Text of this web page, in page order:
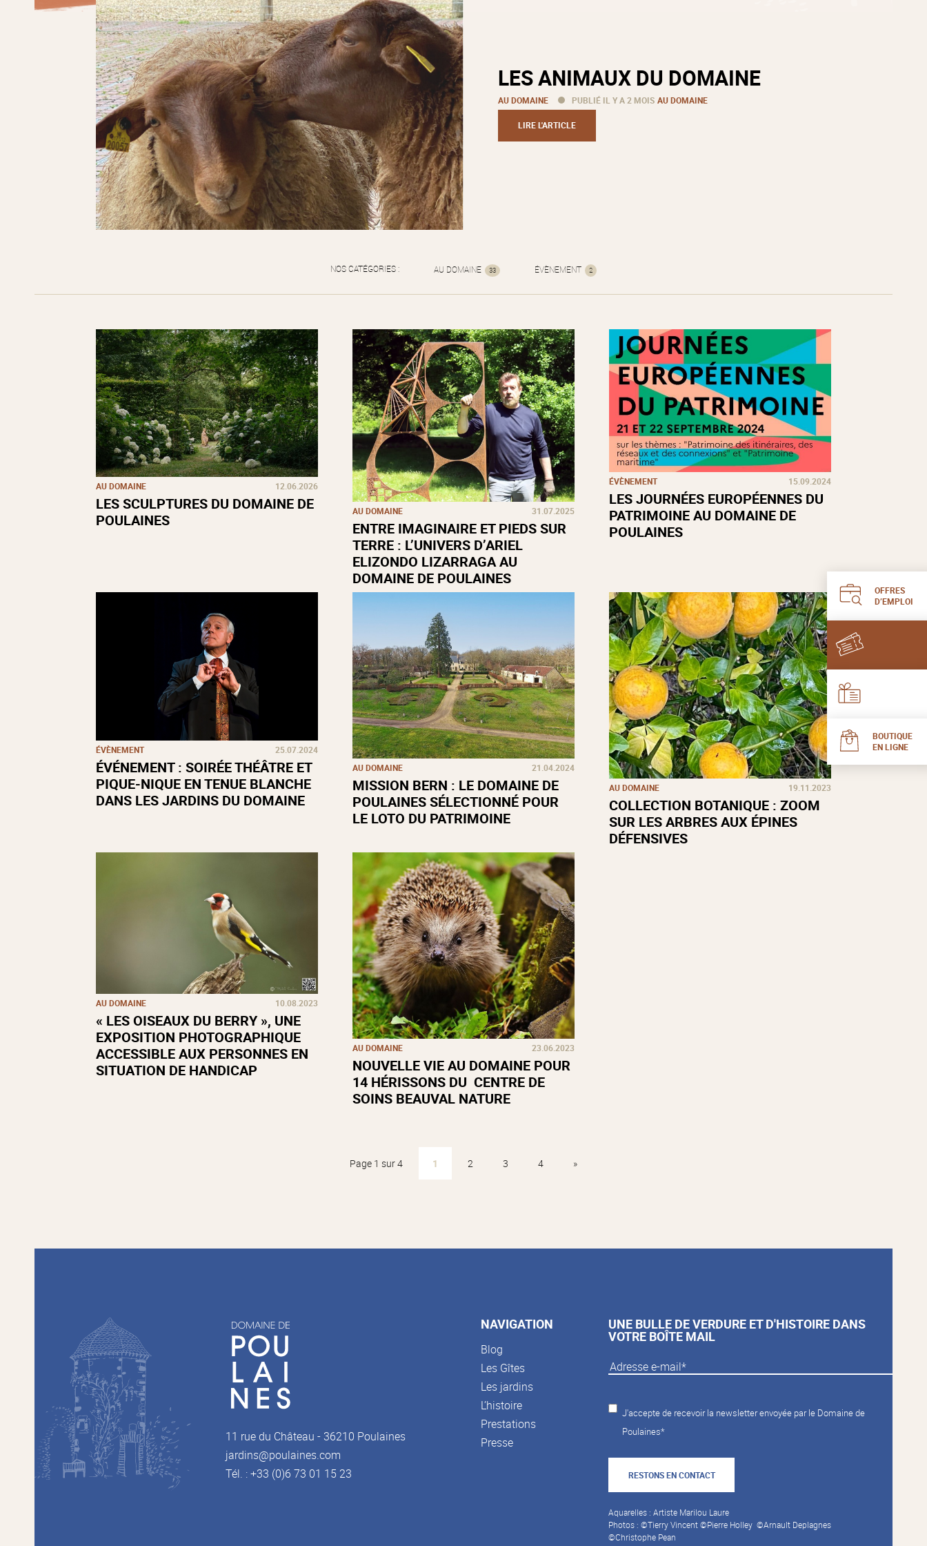
OFFRES
D’EMPLOI
BOUTIQUE
EN LIGNE
LES ANIMAUX DU DOMAINE
AU DOMAINE PUBLIÉ IL Y A 2 MOIS AU DOMAINE
LIRE L'ARTICLE
NOS CATÉGORIES : AU DOMAINE 33 ÉVÈNEMENT 2
AU DOMAINE 12.06.2026
LES SCULPTURES DU DOMAINE DE
POULAINES
AU DOMAINE 31.07.2025
ENTRE IMAGINAIRE ET PIEDS SUR
TERRE : L’UNIVERS D’ARIEL
ELIZONDO LIZARRAGA AU
DOMAINE DE POULAINES
ÉVÈNEMENT 15.09.2024
LES JOURNÉES EUROPÉENNES DU
PATRIMOINE AU DOMAINE DE
POULAINES
ÉVÈNEMENT 25.07.2024
ÉVÉNEMENT : SOIRÉE THÉÂTRE ET
PIQUE-NIQUE EN TENUE BLANCHE
DANS LES JARDINS DU DOMAINE
AU DOMAINE 21.04.2024
MISSION BERN : LE DOMAINE DE
POULAINES SÉLECTIONNÉ POUR
LE LOTO DU PATRIMOINE
AU DOMAINE 19.11.2023
COLLECTION BOTANIQUE : ZOOM
SUR LES ARBRES AUX ÉPINES
DÉFENSIVES
AU DOMAINE 10.08.2023
« LES OISEAUX DU BERRY », UNE
EXPOSITION PHOTOGRAPHIQUE
ACCESSIBLE AUX PERSONNES EN
SITUATION DE HANDICAP
AU DOMAINE 23.06.2023
NOUVELLE VIE AU DOMAINE POUR
14 HÉRISSONS DU CENTRE DE
SOINS BEAUVAL NATURE
Page 1 sur 4 1 2 3 4 »
11 rue du Château - 36210 Poulaines
jardins@poulaines.com
Tél. : +33 (0)6 73 01 15 23
NAVIGATION
Blog
Les Gîtes
Les jardins
L’histoire
Prestations
Presse
UNE BULLE DE VERDURE ET D'HISTOIRE DANS
VOTRE BOÎTE MAIL
J'accepte de recevoir la newsletter envoyée par le Domaine de
Poulaines*
RESTONS EN CONTACT
Aquarelles : Artiste Marilou Laure
Photos : ©Tierry Vincent ©Pierre Holley ©Arnault Deplagnes
©Christophe Pean